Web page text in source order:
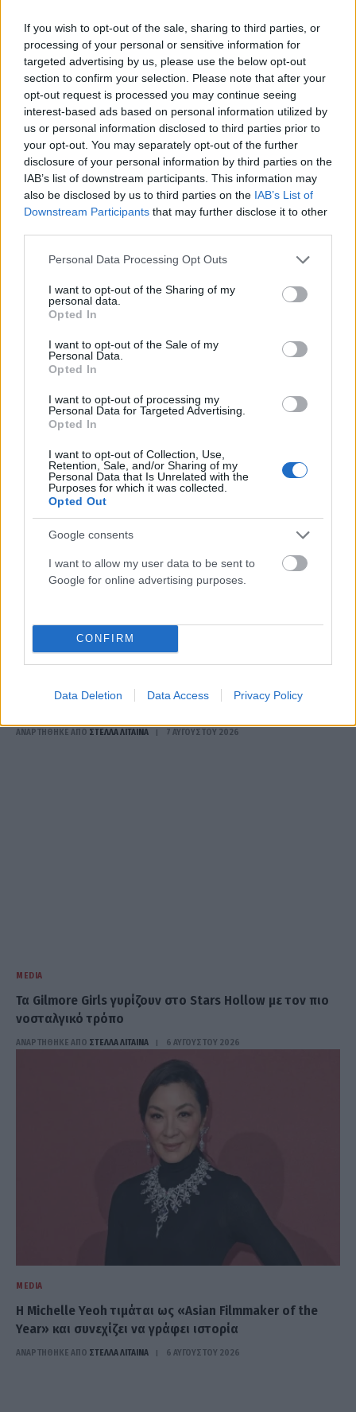
If you wish to opt-out of the sale, sharing to third parties, or
processing of your personal or sensitive information for
targeted advertising by us, please use the below opt-out
section to confirm your selection. Please note that after your
opt-out request is processed you may continue seeing
interest-based ads based on personal information utilized by
us or personal information disclosed to third parties prior to
your opt-out. You may separately opt-out of the further
disclosure of your personal information by third parties on the
IAB’s list of downstream participants. This information may
also be disclosed by us to third parties on the IAB’s List of
Downstream Participants that may further disclose it to other
Please note that this website/app uses one or more Google
not limited to your visit or usage behaviour. You may click to
grant or deny consent to Google and its third-party tags to
use your data for below specified purposes in below Google
consent section.
Personal Data Processing Opt Outs
I want to opt-out of the Sharing of my
personal data.
Opted In
I want to opt-out of the Sale of my
Personal Data.
Opted In
I want to opt-out of processing my
Personal Data for Targeted Advertising.
Opted In
I want to opt-out of Collection, Use,
Retention, Sale, and/or Sharing of my
Personal Data that Is Unrelated with the
Purposes for which it was collected.
Opted Out
Google consents
I want to allow my user data to be sent to
Google for online advertising purposes.
CONFIRM
Data Deletion Data Access Privacy Policy
LIFESTYLE
Οι διακοπές της Άννας Βίσση στην Κεφαλονιά και η
μπάντα που την έκανε να σηκωθεί… (video)
ΑΝΑΡΤΗΘΗΚΕ ΑΠΟΕΛΕΑΝΑ ΖΑΜΠΑΡΑ 8 ΑΥΓΟΎΣΤΟΥ 2026
Λούκα Γκουαντανίνο: Τιμάται στο Φεστιβάλ Βενετίας
με το Glory to the Filmmaker Award
ΑΝΑΡΤΗΘΗΚΕ ΑΠΟ ΣΤΈΛΛΑ ΛΊΤΑΙΝΑ
MEDIA
Μισέλ Φάιφερ: Γιατί δεν θέλει να πρωταγωνιστήσει
ΑΝΑΡΤΗΘΗΚΕ ΑΠΟ ΣΤΈΛΛΑ ΛΊΤΑΙΝΑ 7 ΑΥΓΟΎΣΤΟΥ 2026
MEDIA
Τα Gilmore Girls γυρίζουν στο Stars Hollow με τον πιο
νοσταλγικό τρόπο
ΑΝΑΡΤΗΘΗΚΕ ΑΠΟ ΣΤΈΛΛΑ ΛΊΤΑΙΝΑ 6 ΑΥΓΟΎΣΤΟΥ 2026
MEDIA
Η Michelle Yeoh τιμάται ως «Asian Filmmaker of the
Year» και συνεχίζει να γράφει ιστορία
ΑΝΑΡΤΗΘΗΚΕ ΑΠΟ ΣΤΈΛΛΑ ΛΊΤΑΙΝΑ 6 ΑΥΓΟΎΣΤΟΥ 2026